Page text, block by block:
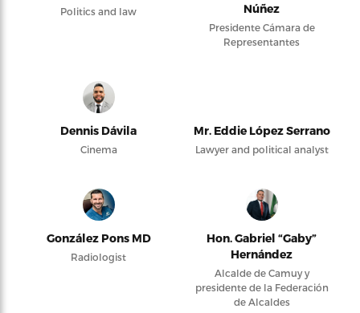
Politics and law
Núñez
Presidente Cámara de
Representantes
Dennis Dávila
Cinema
Mr. Eddie López Serrano
Lawyer and political analyst
González Pons MD
Radiologist
Hon. Gabriel “Gaby”
Hernández
Alcalde de Camuy y
presidente de la Federación
de Alcaldes